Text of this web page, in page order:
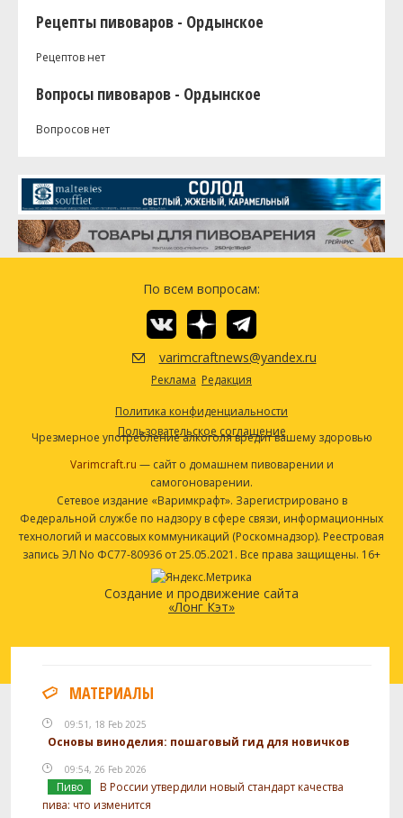
Рецепты пивоваров - Ордынское
Рецептов нет
Вопросы пивоваров - Ордынское
Вопросов нет
По всем вопросам:
varimcraftnews@yandex.ru
Реклама Редакция
Политика конфиденциальности
Пользовательское соглашение
Чрезмерное употребление алкоголя вредит вашему здоровью
Varimcraft.ru — сайт о домашнем пивоварении и
самогоноварении.
Сетевое издание «Варимкрафт». Зарегистрировано в
Федеральной службе по надзору в сфере связи, информационных
технологий и массовых коммуникаций (Роскомнадзор). Реестровая
запись ЭЛ No ФС77-80936 от 25.05.2021. Все права защищены. 16+
Создание и продвижение сайта
«Лонг Кэт»
МАТЕРИАЛЫ
09:51, 18 Feb 2025
Основы виноделия: пошаговый гид для новичков
09:54, 26 Feb 2026
Пиво
В России утвердили новый стандарт качества
пива: что изменится